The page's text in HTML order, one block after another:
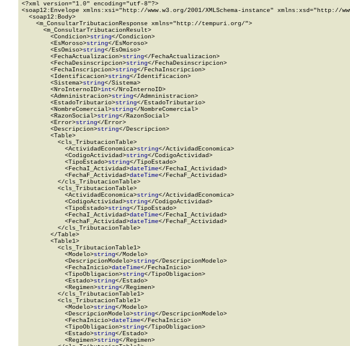
<?xml version="1.0" encoding="utf-8"?>
<soap12:Envelope xmlns:xsi="http://www.w3.org/2001/XMLSchema-instance" xmlns:xsd="http://
  <soap12:Body>
    <m_ConsultarTributacionResponse xmlns="http://tempuri.org/">
      <m_ConsultarTributacionResult>
        <Condicion>
string</Condicion>
        <EsMoroso>
string</EsMoroso>
        <EsOmiso>
string</EsOmiso>
        <FechaActualizacion>
string</FechaActualizacion>
        <FechaDesinscripcion>
string</FechaDesinscripcion>
        <FechaInscripcion>
string</FechaInscripcion>
        <Identificacion>
string</Identificacion>
        <Sistema>
string</Sistema>
        <NroInternoID>
int</NroInternoID>
        <Admninistracion>
string</Admninistracion>
        <EstadoTributario>
string</EstadoTributario>
        <NombreComercial>
string</NombreComercial>
        <RazonSocial>
string</RazonSocial>
        <Error>
string</Error>
        <Descripcion>
string</Descripcion>
        <Table>
          <cls_TributacionTable>
            <ActividadEconomica>
string</ActividadEconomica>
            <CodigoActividad>
string</CodigoActividad>
            <TipoEstado>
string</TipoEstado>
            <FechaI_Actividad>
dateTime</FechaI_Actividad>
            <FechaF_Actividad>
dateTime</FechaF_Actividad>
          </cls_TributacionTable>
          <cls_TributacionTable>
            <ActividadEconomica>
string</ActividadEconomica>
            <CodigoActividad>
string</CodigoActividad>
            <TipoEstado>
string</TipoEstado>
            <FechaI_Actividad>
dateTime</FechaI_Actividad>
            <FechaF_Actividad>
dateTime</FechaF_Actividad>
          </cls_TributacionTable>
        </Table>
        <Table1>
          <cls_TributacionTable1>
            <Modelo>
string</Modelo>
            <DescripcionModelo>
string</DescripcionModelo>
            <FechaInicio>
dateTime</FechaInicio>
            <TipoObligacion>
string</TipoObligacion>
            <Estado>
string</Estado>
            <Regimen>
string</Regimen>
          </cls_TributacionTable1>
          <cls_TributacionTable1>
            <Modelo>
string</Modelo>
            <DescripcionModelo>
string</DescripcionModelo>
            <FechaInicio>
dateTime</FechaInicio>
            <TipoObligacion>
string</TipoObligacion>
            <Estado>
string</Estado>
            <Regimen>
string</Regimen>